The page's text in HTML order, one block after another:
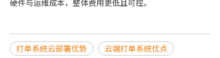
硬件与运维成本，整体费用更低且可控。
打单系统云部署优势
云端打单系统优点